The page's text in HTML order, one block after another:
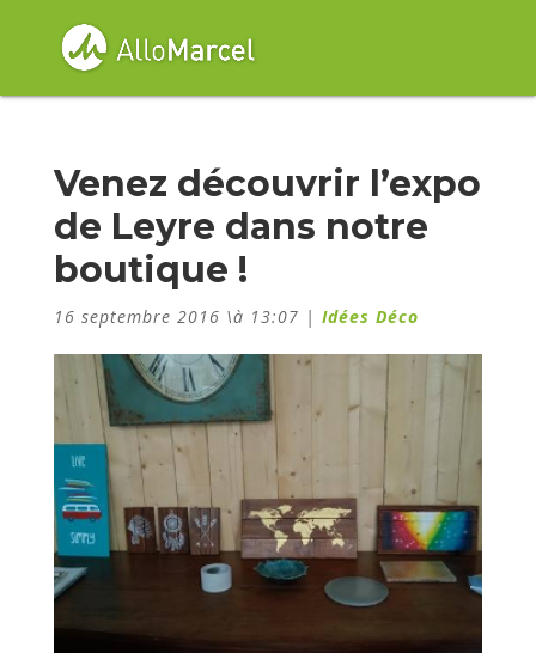
Venez découvrir l’expo
de Leyre dans notre
boutique !
16 septembre 2016 \à 13:07 | Idées Déco